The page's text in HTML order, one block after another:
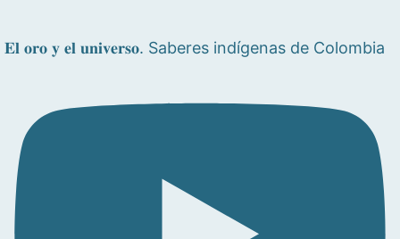
𝐄𝐥 𝐨𝐫𝐨 𝐲 𝐞𝐥 𝐮𝐧𝐢𝐯𝐞𝐫𝐬𝐨. Saberes indígenas de Colombia